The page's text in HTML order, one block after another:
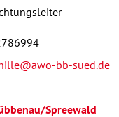
bb-sued.de
Spreewald